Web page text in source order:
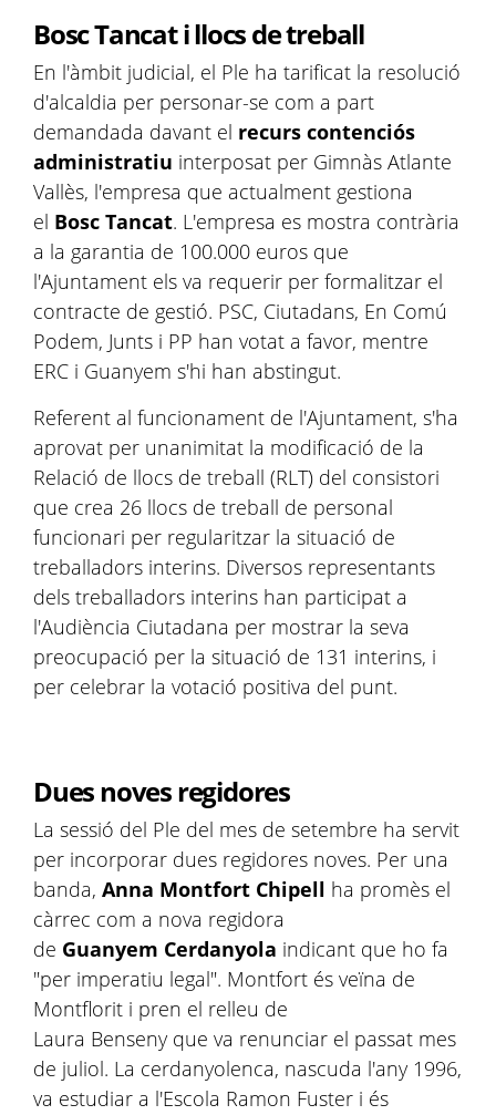
Bosc Tancat i llocs de treball
En l'àmbit judicial, el Ple ha tarificat la resolució
d'alcaldia per personar-se com a part
demandada davant el recurs contenciós
administratiu interposat per Gimnàs Atlante
Vallès, l'empresa que actualment gestiona
el Bosc Tancat. L'empresa es mostra contrària
a la garantia de 100.000 euros que
l'Ajuntament els va requerir per formalitzar el
contracte de gestió. PSC, Ciutadans, En Comú
Podem, Junts i PP han votat a favor, mentre
ERC i Guanyem s'hi han abstingut.
Referent al funcionament de l'Ajuntament, s'ha
aprovat per unanimitat la modificació de la
Relació de llocs de treball (RLT) del consistori
que crea 26 llocs de treball de personal
funcionari per regularitzar la situació de
treballadors interins. Diversos representants
dels treballadors interins han participat a
l'Audiència Ciutadana per mostrar la seva
preocupació per la situació de 131 interins, i
per celebrar la votació positiva del punt.
Dues noves regidores
La sessió del Ple del mes de setembre ha servit
per incorporar dues regidores noves. Per una
banda, Anna Montfort Chipell ha promès el
càrrec com a nova regidora
de Guanyem Cerdanyola indicant que ho fa
"per imperatiu legal". Montfort és veïna de
Montflorit i pren el relleu de
Laura Benseny que va renunciar el passat mes
de juliol. La cerdanyolenca, nascuda l'any 1996,
va estudiar a l'Escola Ramon Fuster i és